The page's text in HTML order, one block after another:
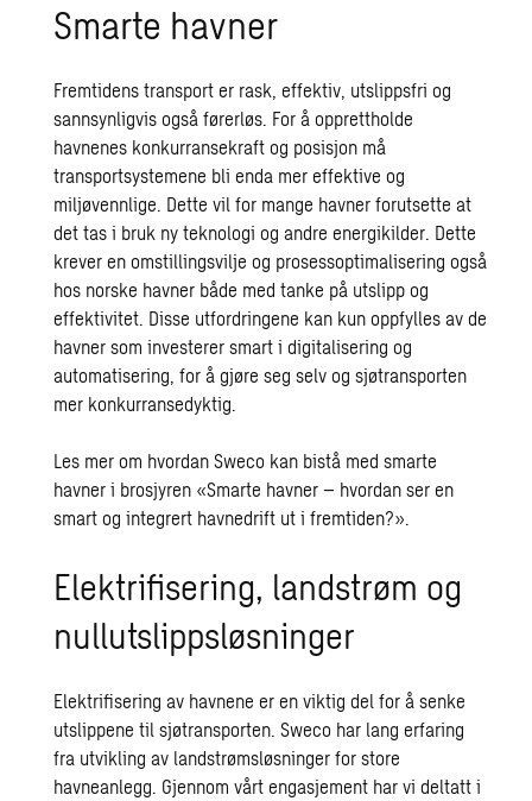
Smarte havner
Fremtidens transport er rask, effektiv, utslippsfri og
sannsynligvis også førerløs. For å opprettholde
havnenes konkurransekraft og posisjon må
transportsystemene bli enda mer effektive og
miljøvennlige. Dette vil for mange havner forutsette at
det tas i bruk ny teknologi og andre energikilder. Dette
krever en omstillingsvilje og prosessoptimalisering også
hos norske havner både med tanke på utslipp og
effektivitet. Disse utfordringene kan kun oppfylles av de
havner som investerer smart i digitalisering og
automatisering, for å gjøre seg selv og sjøtransporten
mer konkurransedyktig.
Les mer om hvordan Sweco kan bistå med smarte
havner i brosjyren «Smarte havner – hvordan ser en
smart og integrert havnedrift ut i fremtiden?».
Elektrifisering, landstrøm og
nullutslippsløsninger
Elektrifisering av havnene er en viktig del for å senke
utslippene til sjøtransporten. Sweco har lang erfaring
fra utvikling av landstrømsløsninger for store
havneanlegg. Gjennom vårt engasjement har vi deltatt i